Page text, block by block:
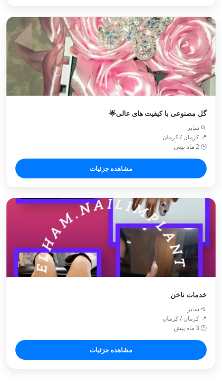
گل مصنوعی با کیفیت های عالی🌟
📂 سایر
📍 کرمان / کرمان
🕒 2 ماه پیش
مشاهده جزئیات
خدمات ناخن
📂 سایر
📍 کرمان / کرمان
🕒 3 ماه پیش
مشاهده جزئیات